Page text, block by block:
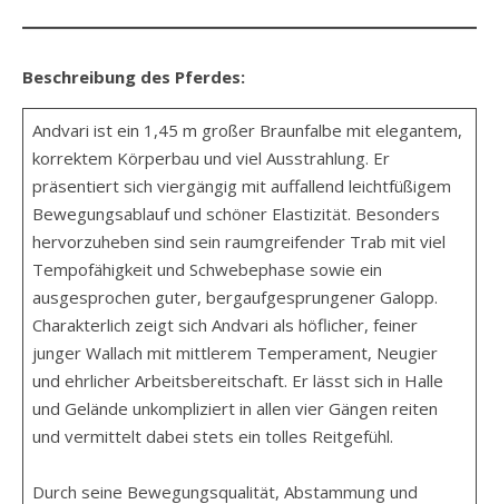
Beschreibung des Pferdes:
Andvari ist ein 1,45 m großer Braunfalbe mit elegantem,
korrektem Körperbau und viel Ausstrahlung. Er
präsentiert sich viergängig mit auffallend leichtfüßigem
Bewegungsablauf und schöner Elastizität. Besonders
hervorzuheben sind sein raumgreifender Trab mit viel
Tempofähigkeit und Schwebephase sowie ein
ausgesprochen guter, bergaufgesprungener Galopp.
Charakterlich zeigt sich Andvari als höflicher, feiner
junger Wallach mit mittlerem Temperament, Neugier
und ehrlicher Arbeitsbereitschaft. Er lässt sich in Halle
und Gelände unkompliziert in allen vier Gängen reiten
und vermittelt dabei stets ein tolles Reitgefühl.
Durch seine Bewegungsqualität, Abstammung und